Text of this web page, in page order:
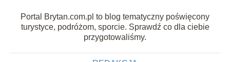
Portal Brytan.com.pl to blog tematyczny poświęcony
turystyce, podróżom, sporcie. Sprawdź co dla ciebie
przygotowaliśmy.